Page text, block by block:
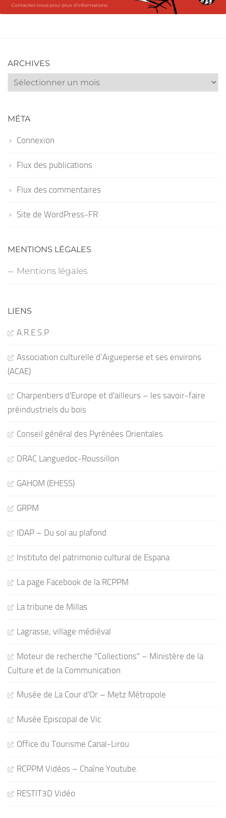
ARCHIVES
Archives
MÉTA
Connexion
Flux des publications
Flux des commentaires
Site de WordPress-FR
MENTIONS LÉGALES
Mentions légales
LIENS
A.R.E.S.P
Association culturelle d’Aigueperse et ses environs
(ACAE)
Charpentiers d'Europe et d'ailleurs – les savoir-faire
préindustriels du bois
Conseil général des Pyrénées Orientales
DRAC Languedoc-Roussillon
GAHOM (EHESS)
GRPM
IDAP – Du sol au plafond
Instituto del patrimonio cultural de Espana
La page Facebook de la RCPPM
La tribune de Millas
Lagrasse, village médiéval
Moteur de recherche "Collections" – Ministère de la
Culture et de la Communication
Musée de La Cour d'Or – Metz Métropole
Musée Episcopal de Vic
Office du Tourisme Canal-Lirou
RCPPM Vidéos – Chaîne Youtube.
RESTIT3D Vidéo